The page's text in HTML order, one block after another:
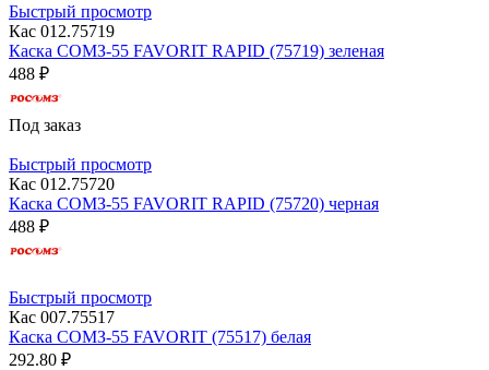
Быстрый просмотр
Кас 012.75719
Каска СОМЗ-55 FAVORIT RAPID (75719) зеленая
488 ₽
Под заказ
Быстрый просмотр
Кас 012.75720
Каска СОМЗ-55 FAVORIT RAPID (75720) черная
488 ₽
Быстрый просмотр
Кас 007.75517
Каска СОМЗ-55 FAVORIT (75517) белая
292.80 ₽